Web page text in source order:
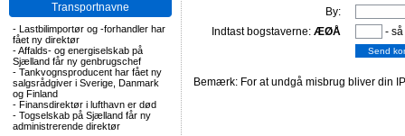
Transportnavne
- Lastbilimportør og -forhandler har
fået ny direktør
-Affalds- og energiselskab på
Sjælland får ny genbrugschef
- Tankvognsproducent har fået ny
salgsrådgiver i Sverige, Danmark
og Finland
- Finansdirektør i lufthavn er død
- Togselskab på Sjælland får ny
administrerende direktør
By:
Indtast bogstaverne: ÆØÅ -
Bemærk: For at undgå misbrug bliver din